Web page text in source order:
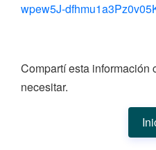
wpew5J-
Compartí esta información
necesitar.